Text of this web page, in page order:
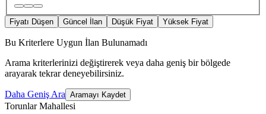
Fiyatı Düşen Güncel İlan Düşük Fiyat Yüksek Fiyat
Bu Kriterlere Uygun İlan Bulunamadı
Arama kriterlerinizi değiştirerek veya daha geniş bir bölgede
arayarak tekrar deneyebilirsiniz.
Daha Geniş Ara Aramayı Kaydet
Torunlar Mahallesi